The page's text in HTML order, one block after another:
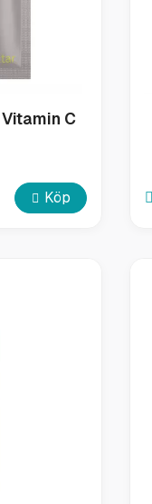
C
Köp